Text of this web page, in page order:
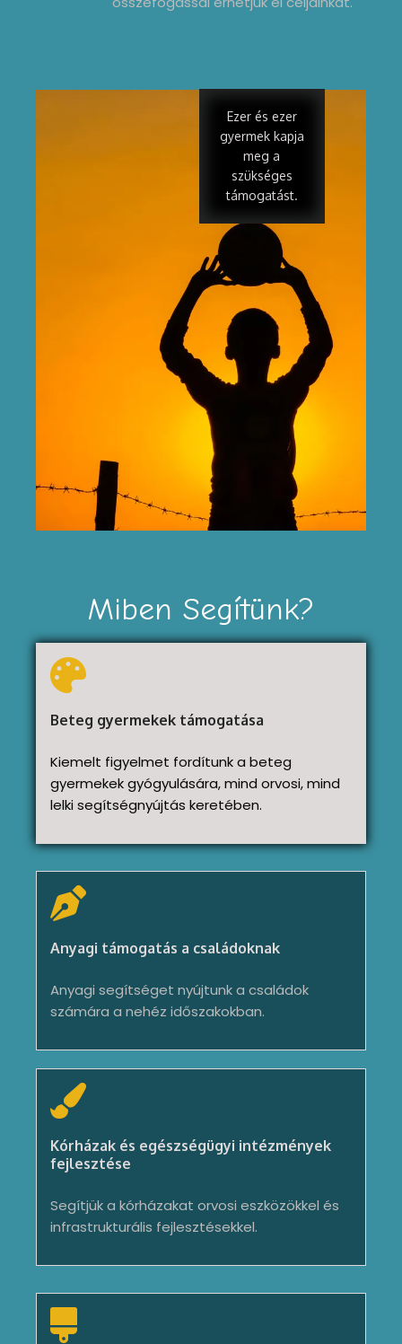
Ezer és ezer
gyermek kapja
meg a
szükséges
támogatást.
Miben Segítünk?
Beteg gyermekek támogatása
Kiemelt figyelmet fordítunk a beteg
gyermekek gyógyulására, mind orvosi, mind
lelki segítségnyújtás keretében.
Anyagi támogatás a családoknak
Anyagi segítséget nyújtunk a családok
számára a nehéz időszakokban.
Kórházak és egészségügyi intézmények
fejlesztése
Segítjük a kórházakat orvosi eszközökkel és
infrastrukturális fejlesztésekkel.